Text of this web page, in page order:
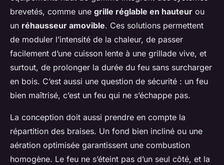
brevetés, comme une grille réglable en hauteur ou
un réhausseur amovible. Ces solutions permettent
de moduler l’intensité de la chaleur, de passer
facilement d’une cuisson lente à une grillade vive, et
surtout, de prolonger la durée du feu sans surcharger
en bois. C’est aussi une question de sécurité : un feu
bien maîtrisé, c’est un feu qui ne s’échappe pas.
La conception doit aussi prendre en compte la
répartition des braises. Un fond bien incliné ou une
aération optimisée garantissent une combustion
homogène. Le feu ne s’éteint pas d’un seul côté, et la